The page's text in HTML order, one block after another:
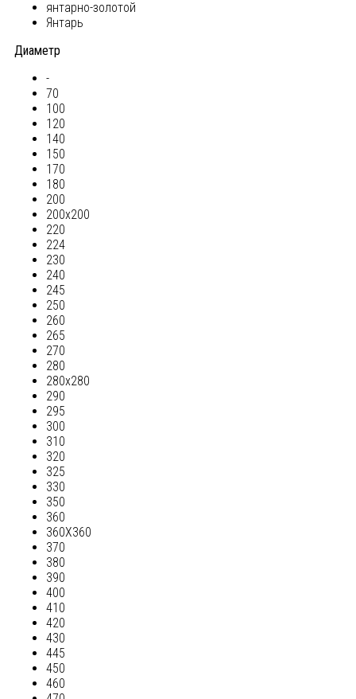
янтарно-золотой
Янтарь
Диаметр
-
70
100
120
140
150
170
180
200
200х200
220
224
230
240
245
250
260
265
270
280
280х280
290
295
300
310
320
325
330
350
360
360Х360
370
380
390
400
410
420
430
445
450
460